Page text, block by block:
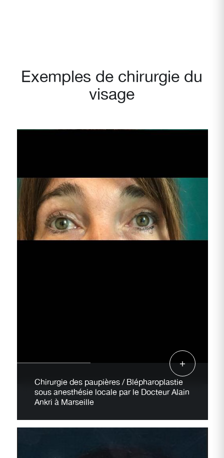
Exemples de chirurgie du
visage
Chirurgie des paupières / Blépharoplastie
sous anesthésie locale par le Docteur Alain
Ankri à Marseille